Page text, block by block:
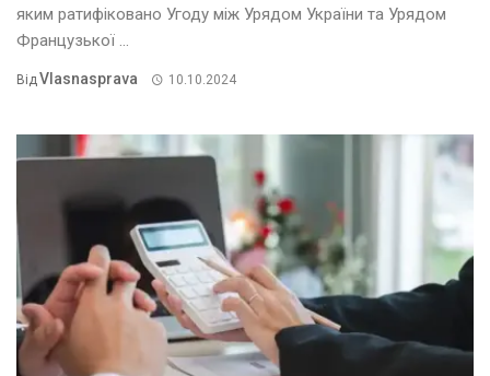
яким ратифіковано Угоду між Урядом України та Урядом
Французької ...
ВідVlasnasprava 10.10.2024